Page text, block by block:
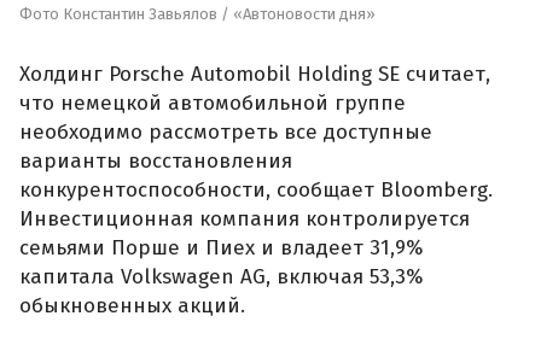
Фото Константин Завьялов / «Автоновости дня»
Холдинг Porsche Automobil Holding SE считает,
что немецкой автомобильной группе
необходимо рассмотреть все доступные
варианты восстановления
конкурентоспособности, сообщает Bloomberg.
Инвестиционная компания контролируется
семьями Порше и Пиех и владеет 31,9%
капитала Volkswagen AG, включая 53,3%
обыкновенных акций.